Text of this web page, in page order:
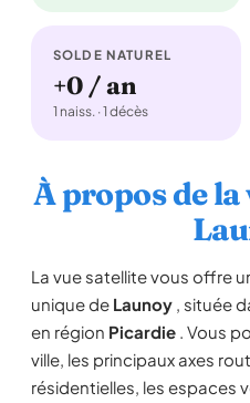
SOLDE NATUREL
+0 / an
1 naiss. · 1 décès
À propos de
La vue satellite vous offre
unique de Launoy , située
en région Picardie . Vous
ville, les principaux axes
résidentielles, les espaces